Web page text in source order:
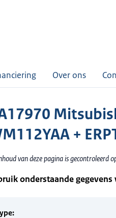
Over ons
+
van deze pagina is gecontroleerd
onderstaande